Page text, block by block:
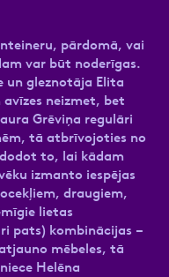
pārdomā, vai
var būt noderīgas.
un gleznotāja Elita
neizmet, bet
Grēviņa regulāri
tā atbrīvojoties no
to, lai kādam
izmanto iespējas
draugiem,
lietas
pats) kombinācijas –
mēbeles, tā
Helēna